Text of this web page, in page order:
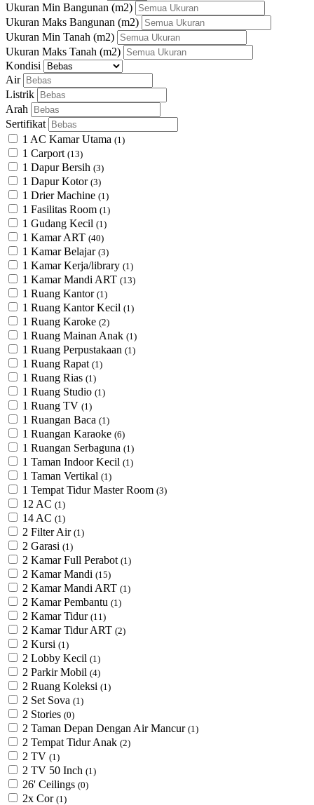
Ukuran Min Bangunan (m2)
Ukuran Maks Bangunan (m2)
Ukuran Min Tanah (m2)
Ukuran Maks Tanah (m2)
Kondisi
Air
Listrik
Arah
Sertifikat
1 AC Kamar Utama (1)
1 Carport (13)
1 Dapur Bersih (3)
1 Dapur Kotor (3)
1 Drier Machine (1)
1 Fasilitas Room (1)
1 Gudang Kecil (1)
1 Kamar ART (40)
1 Kamar Belajar (3)
1 Kamar Kerja/library (1)
1 Kamar Mandi ART (13)
1 Ruang Kantor (1)
1 Ruang Kantor Kecil (1)
1 Ruang Karoke (2)
1 Ruang Mainan Anak (1)
1 Ruang Perpustakaan (1)
1 Ruang Rapat (1)
1 Ruang Rias (1)
1 Ruang Studio (1)
1 Ruang TV (1)
1 Ruangan Baca (1)
1 Ruangan Karaoke (6)
1 Ruangan Serbaguna (1)
1 Taman Indoor Kecil (1)
1 Taman Vertikal (1)
1 Tempat Tidur Master Room (3)
12 AC (1)
14 AC (1)
2 Filter Air (1)
2 Garasi (1)
2 Kamar Full Perabot (1)
2 Kamar Mandi (15)
2 Kamar Mandi ART (1)
2 Kamar Pembantu (1)
2 Kamar Tidur (11)
2 Kamar Tidur ART (2)
2 Kursi (1)
2 Lobby Kecil (1)
2 Parkir Mobil (4)
2 Ruang Koleksi (1)
2 Set Sova (1)
2 Stories (0)
2 Taman Depan Dengan Air Mancur (1)
2 Tempat Tidur Anak (2)
2 TV (1)
2 TV 50 Inch (1)
26' Ceilings (0)
2x Cor (1)